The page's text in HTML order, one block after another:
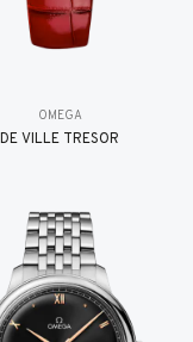
OMEGA
DE VILLE TRESOR